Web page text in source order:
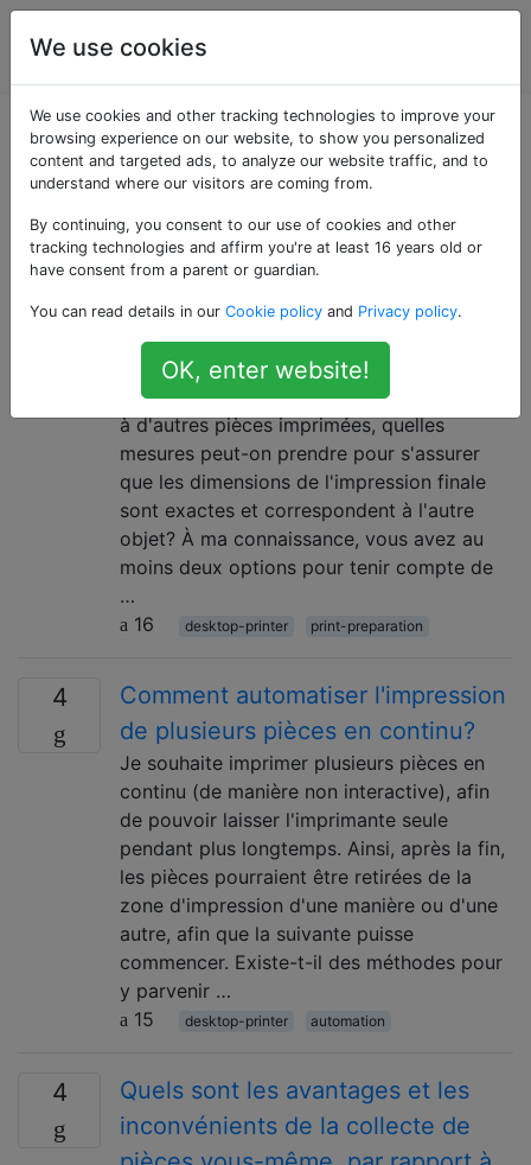
impression
en 3D
Questions marquées
«desktop-printer»
5
Comment obtenir une précision
dimensionnelle des pièces
imprimées
Lors de la conception de pièces qui
doivent s'adapter à des objets externes ou
à d'autres pièces imprimées, quelles
mesures peut-on prendre pour s'assurer
que les dimensions de l'impression finale
sont exactes et correspondent à l'autre
objet? À ma connaissance, vous avez au
moins deux options pour tenir compte de
…
16
desktop-printer print-preparation
4
Comment automatiser l'impression
de plusieurs pièces en continu?
Je souhaite imprimer plusieurs pièces en
continu (de manière non interactive), afin
de pouvoir laisser l'imprimante seule
pendant plus longtemps. Ainsi, après la fin,
les pièces pourraient être retirées de la
zone d'impression d'une manière ou d'une
autre, afin que la suivante puisse
commencer. Existe-t-il des méthodes pour
y parvenir …
15
desktop-printer automation
4
Quels sont les avantages et les
inconvénients de la collecte de
We use cookies
We use cookies and other tracking technologies to improve your
browsing experience on our website, to show you personalized
content and targeted ads, to analyze our website traffic, and to
understand where our visitors are coming from.
By continuing, you consent to our use of cookies and other
tracking technologies and affirm you're at least 16 years old or
have consent from a parent or guardian.
You can read details in our Cookie policy and Privacy policy.
OK, enter website!